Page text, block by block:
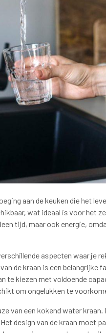
aan de keuken die het
wat ideaal is voor het
tijd, maar ook energie,
aspecten waar je
de kraan is een belangrijke
te kiezen met voldoende
om ongelukken te
van een kokend water
design van de kraan moet